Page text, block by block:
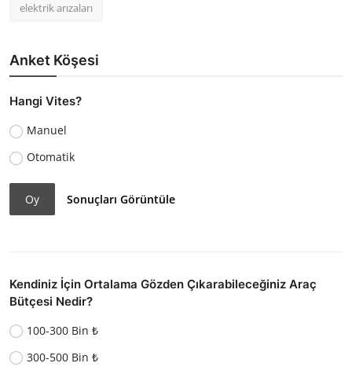
elektrik arızaları
Anket Köşesi
Hangi Vites?
Manuel
Otomatik
Oy Sonuçları Görüntüle
Kendiniz İçin Ortalama Gözden Çıkarabileceğiniz Araç
Bütçesi Nedir?
100-300 Bin ₺
300-500 Bin ₺